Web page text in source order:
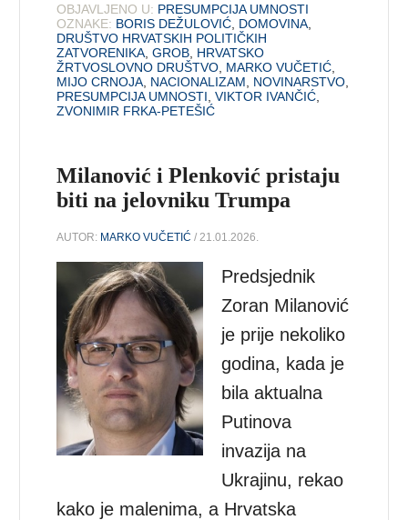
OBJAVLJENO U: PRESUMPCIJA UMNOSTI
OZNAKE: BORIS DEŽULOVIĆ DOMOVINA
DRUŠTVO HRVATSKIH POLITIČKIH
ZATVORENIKA ,GROB HRVATSKO
ŽRTVOSLOVNO DRUŠTVO MARKO VUČETIĆ
MIJO CRNOJA NACIONALIZAM NOVINARSTVO
PRESUMPCIJA UMNOSTI ,VIKTOR IVANČIĆ
ZVONIMIR FRKA-PETEŠIĆ
Milanović i Plenković pristaju
biti na jelovniku Trumpa
AUTOR: MARKO VUČETIĆ / 21.01.2026.
Predsjednik
Zoran Milanović
je prije nekoliko
godina, kada je
bila aktualna
Putinova
invazija na
Ukrajinu, rekao
kako je malenima, a Hrvatska